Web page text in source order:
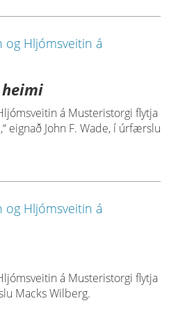
á Musteristorgi flytja
eignað John F. Wade, í úrfærslu
á Musteristorgi flytja
Macks Wilberg.